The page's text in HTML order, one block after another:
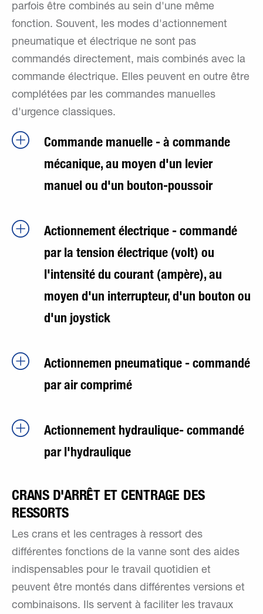
parfois être combinés au sein d'une même
fonction. Souvent, les modes d'actionnement
pneumatique et électrique ne sont pas
commandés directement, mais combinés avec la
commande électrique. Elles peuvent en outre être
complétées par les commandes manuelles
d'urgence classiques.
Commande manuelle - à commande
mécanique, au moyen d'un levier
manuel ou d'un bouton-poussoir
Actionnement électrique - commandé
par la tension électrique (volt) ou
l'intensité du courant (ampère), au
moyen d'un interrupteur, d'un bouton ou
d'un joystick
Actionnemen pneumatique - commandé
par air comprimé
Actionnement hydraulique- commandé
par l'hydraulique
CRANS D'ARRÊT ET CENTRAGE DES
RESSORTS
Les crans et les centrages à ressort des
différentes fonctions de la vanne sont des aides
indispensables pour le travail quotidien et
peuvent être montés dans différentes versions et
combinaisons. Ils servent à faciliter les travaux